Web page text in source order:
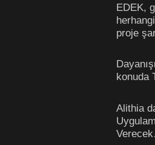
EDEK,
proje
konuda
Alithia